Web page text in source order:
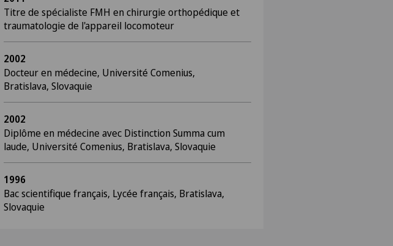
Titre de spécialiste FMH en chirurgie orthopédique et
traumatologie de l'appareil locomoteur
2002
Docteur en médecine, Université Comenius,
Bratislava, Slovaquie
2002
Diplôme en médecine avec Distinction Summa cum
laude, Université Comenius, Bratislava, Slovaquie
1996
Bac scientifique français, Lycée français, Bratislava,
Slovaquie